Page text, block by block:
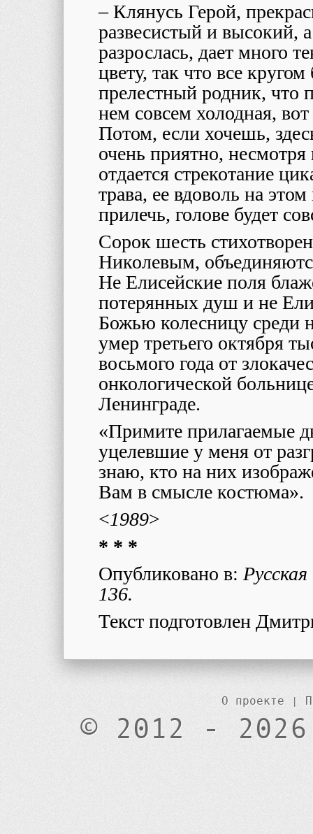
– Клянусь Герой,
развесистый и высокий,
разрослась, дает много
цвету, так что все кругом
прелестный родник, что
нем совсем холодная,
Потом, если хочешь,
очень приятно,
отдается стрекотание
трава, ее вдоволь на
прилечь, голове будет
Сорок шесть
Николевым,
Не Елисейские поля
потерянных душ и не
Божью колесницу среди
умер третьего октября
восьмого года от
онкологической
Ленинграде.
«Примите прилагаемые
уцелевшие у меня от
знаю, кто на них
Вам в смысле костюма».
<1989>
* * *
Опубликовано в:
136.
Текст подготовлен
О проекте |
© 2012 -